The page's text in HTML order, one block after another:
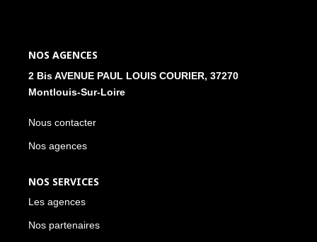
NOS AGENCES
2 Bis AVENUE PAUL LOUIS COURIER, 37270
Montlouis-Sur-Loire
Nous contacter
Nos agences
NOS SERVICES
Les agences
Nos partenaires